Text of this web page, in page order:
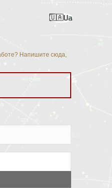
Ua
Ru
En
Ro
Nl
Напишите сюда,